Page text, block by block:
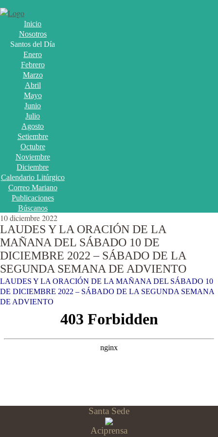
Inicio
Nosotros
Santos del Día
Enero
Febrero
Marzo
Abril
Mayo
Junio
Julio
Agosto
Setiembre
Octubre
Noviembre
Diciembre
Calendario Litúrgico
Correo Mariano
Publicaciones
Búscanos
10 diciembre 2022
LAUDES Y LA ORACIÓN DE LA
MAÑANA DEL SÁBADO 10 DE
DICIEMBRE 2022 – SÁBADO DE LA
SEGUNDA SEMANA DE ADVIENTO
LAUDES Y LA ORACIÓN DE LA MAÑANA DEL SÁBADO 10
DE DICIEMBRE 2022 – SÁBADO DE LA SEGUNDA SEMANA
DE ADVIENTO
Santa Sede
Aciprensa